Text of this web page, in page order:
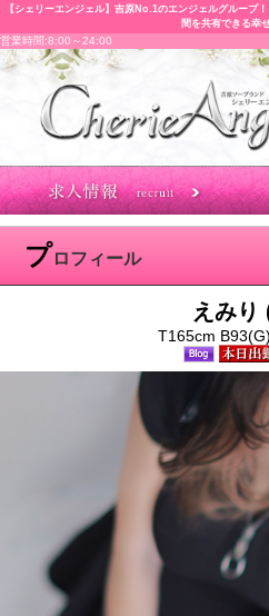
【シェリーエンジェル】吉原No.1のエンジェルグループ
間を共有できる幸
営業時間:8:00～24:00
プロフィール
えみり
T165cm